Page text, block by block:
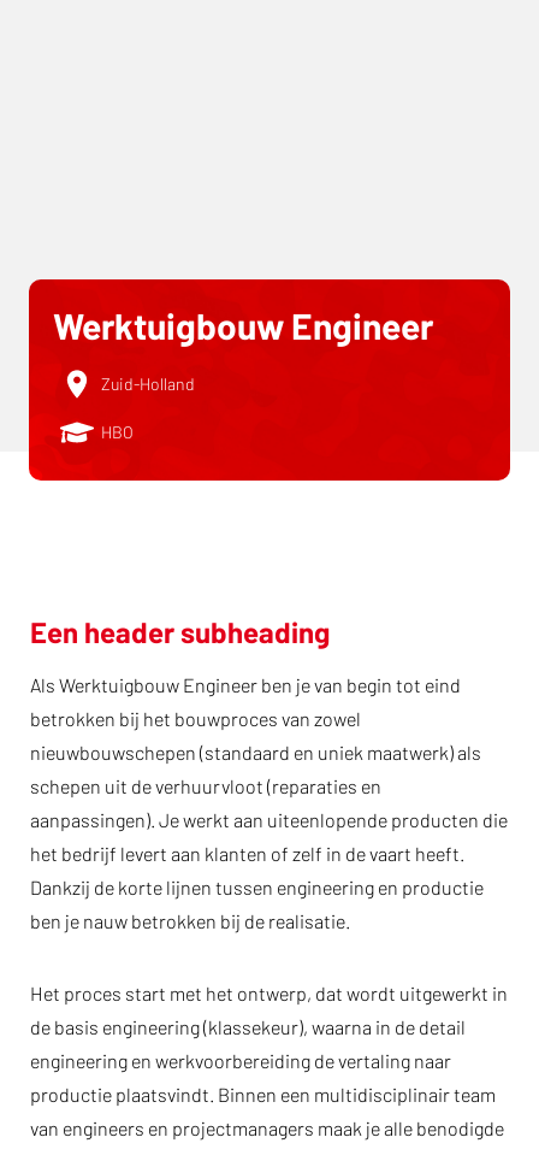
Werktuigbouw Engineer
Zuid-Holland
HBO
Een header subheading
Als Werktuigbouw Engineer ben je van begin tot eind
betrokken bij het bouwproces van zowel
nieuwbouwschepen (standaard en uniek maatwerk) als
schepen uit de verhuurvloot (reparaties en
aanpassingen). Je werkt aan uiteenlopende producten die
het bedrijf levert aan klanten of zelf in de vaart heeft.
Dankzij de korte lijnen tussen engineering en productie
ben je nauw betrokken bij de realisatie.
Het proces start met het ontwerp, dat wordt uitgewerkt in
de basis engineering (klassekeur), waarna in de detail
engineering en werkvoorbereiding de vertaling naar
productie plaatsvindt. Binnen een multidisciplinair team
van engineers en projectmanagers maak je alle benodigde